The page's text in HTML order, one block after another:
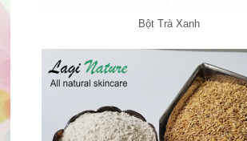
Bột Trà Xanh